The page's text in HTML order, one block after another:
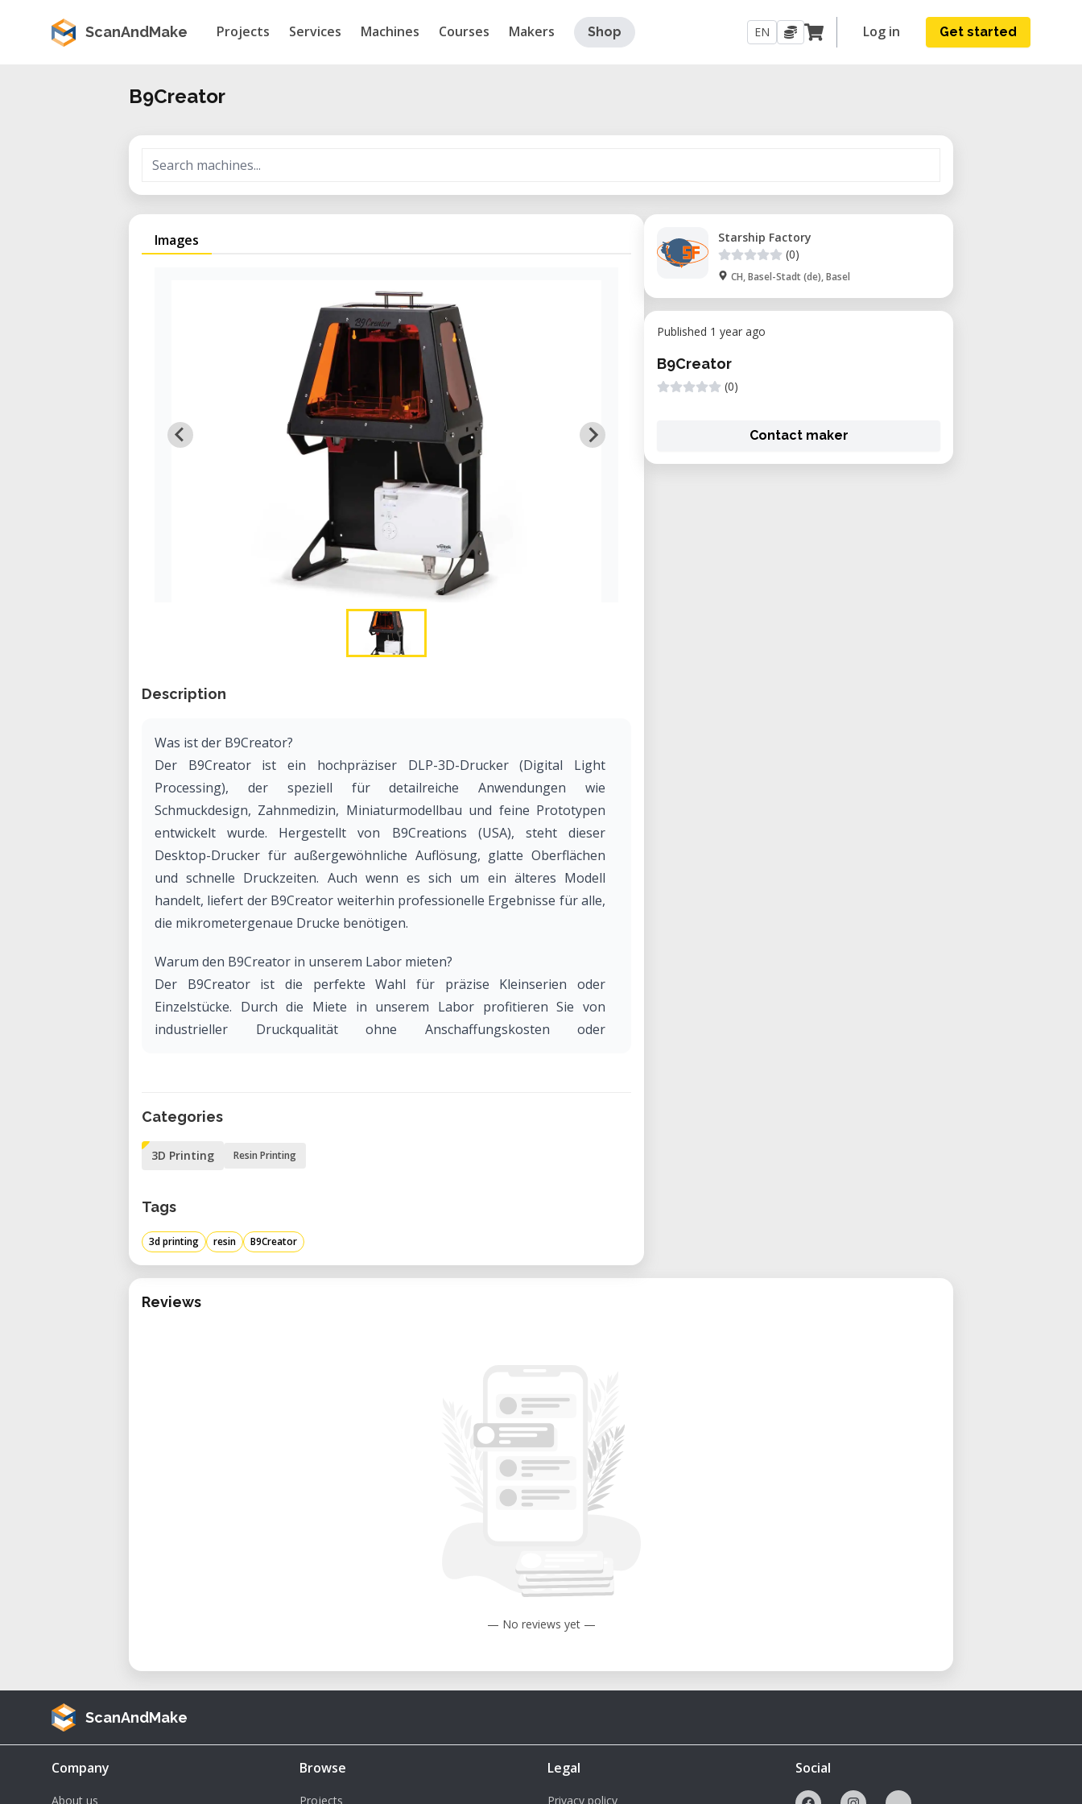
ScanAndMake Projects Services Machines Courses Makers Shop EN Log in Get started
B9Creator
Images
Description
Was ist der B9Creator?
Der B9Creator ist ein hochpräziser DLP-3D-Drucker (Digital Light
Processing), der speziell für detailreiche Anwendungen wie
Schmuckdesign, Zahnmedizin, Miniaturmodellbau und feine Prototypen
entwickelt wurde. Hergestellt von B9Creations (USA), steht dieser
Desktop-Drucker für außergewöhnliche Auflösung, glatte Oberflächen
und schnelle Druckzeiten. Auch wenn es sich um ein älteres Modell
handelt, liefert der B9Creator weiterhin professionelle Ergebnisse für alle,
die mikrometergenaue Drucke benötigen.
Warum den B9Creator in unserem Labor mieten?
Der B9Creator ist die perfekte Wahl für präzise Kleinserien oder
Einzelstücke. Durch die Miete in unserem Labor profitieren Sie von
industrieller Druckqualität ohne Anschaffungskosten oder
Datenvorbereitung und Druckoptimierung.
nach Projektbedarf.
und einsatzbereit gehalten.
• Kreatives Umfeld: Arbeiten Sie Seite an Seite mit Designern, Forschern
und Experten.
• Kosteneffizient: Ideal für hochwertige Einmalproduktionen ohne
Investitionsrisiko.
• Verfügbarkeit: Vor-Ort-Miete – jetzt Laborkontakt aufnehmen
• Zielgruppe: Designer, Juweliere, Zahntechniker, Produktentwickler
• Materialien: Spezielle lichtempfindliche Harze (z. B. B9R-1-Red für
• Software: B9Creator Software (inkl. Slicing & Kalibrierung)
• Oberflächenqualität: Sehr glatt – ideal für Feinguss und direkte
Anwendungen
• Zahntechnik: Brücken, Kronen oder Bohrschablonen mit medizinischer
Categories
3D Printing Resin Printing
Tags
3d printing resin B9Creator
Starship Factory
(0)
CH, Basel-Stadt (de), Basel
Published 1 year ago
B9Creator
(0)
Contact maker
Reviews
— No reviews yet —
ScanAndMake
Company
About us
Browse
Projects
Legal
Privacy policy
Social